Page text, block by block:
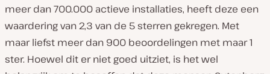
meer dan 700.000 actieve installaties, heeft deze een
waardering van 2,3 van de 5 sterren gekregen. Met
maar liefst meer dan 900 beoordelingen met maar 1
ster. Hoewel dit er niet goed uitziet, is het wel